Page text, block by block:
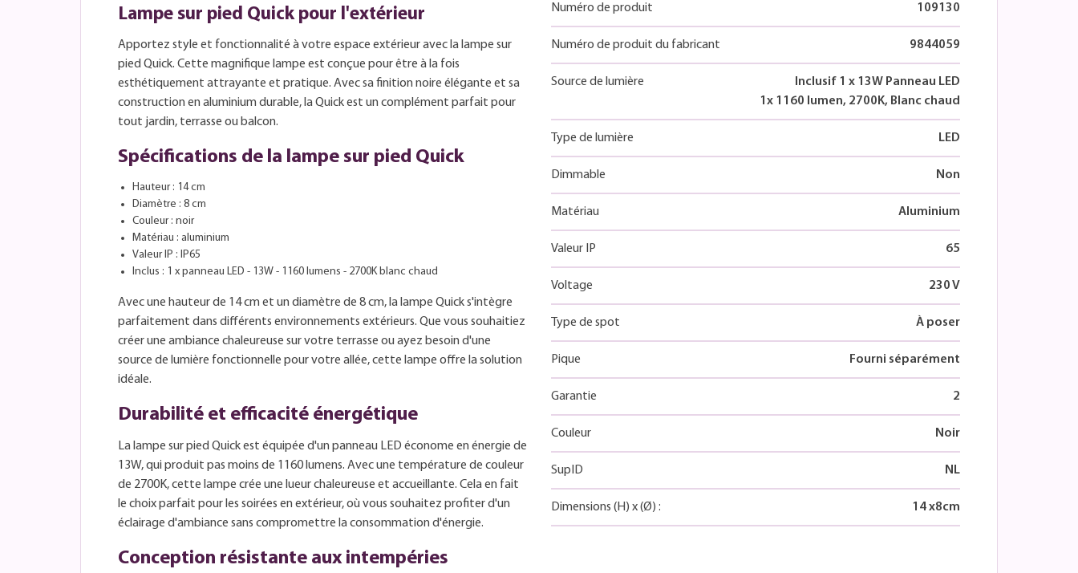
Lampe sur pied Quick pour l'extérieur
Apportez style et fonctionnalité à votre espace extérieur avec la lampe sur
pied Quick. Cette magnifique lampe est conçue pour être à la fois
esthétiquement attrayante et pratique. Avec sa finition noire élégante et sa
construction en aluminium durable, la Quick est un complément parfait pour
tout jardin, terrasse ou balcon.
Spécifications de la lampe sur pied Quick
Hauteur : 14 cm
Diamètre : 8 cm
Couleur : noir
Matériau : aluminium
Valeur IP : IP65
Inclus : 1 x panneau LED - 13W - 1160 lumens - 2700K blanc chaud
Avec une hauteur de 14 cm et un diamètre de 8 cm, la lampe Quick s'intègre
parfaitement dans différents environnements extérieurs. Que vous souhaitiez
créer une ambiance chaleureuse sur votre terrasse ou ayez besoin d'une
source de lumière fonctionnelle pour votre allée, cette lampe offre la solution
idéale.
Durabilité et efficacité énergétique
La lampe sur pied Quick est équipée d'un panneau LED économe en énergie de
13W, qui produit pas moins de 1160 lumens. Avec une température de couleur
de 2700K, cette lampe crée une lueur chaleureuse et accueillante. Cela en fait
le choix parfait pour les soirées en extérieur, où vous souhaitez profiter d'un
éclairage d'ambiance sans compromettre la consommation d'énergie.
Conception résistante aux intempéries
Numéro de produit 109130
Numéro de produit du fabricant 9844059
Source de lumière
Inclusif 1 x 13W Panneau LED
1x 1160 lumen, 2700K, Blanc chaud
Type de lumière LED
Dimmable Non
Matériau Aluminium
Valeur IP 65
Voltage 230 V
Type de spot À poser
Pique Fourni séparément
Garantie 2
Couleur Noir
SupID NL
Dimensions (H) x(Ø) : 14x8cm